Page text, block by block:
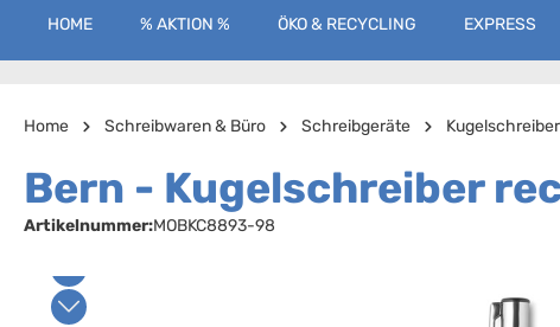
HOME % AKTION % ÖKO & RECYCLING EXPRESS
Home Schreibwaren & Büro Schreibgeräte Kugelschreiber
Bern - Kugelschreiber
Artikelnummer:MOBKC8893-98
Bildergalerie überspringen